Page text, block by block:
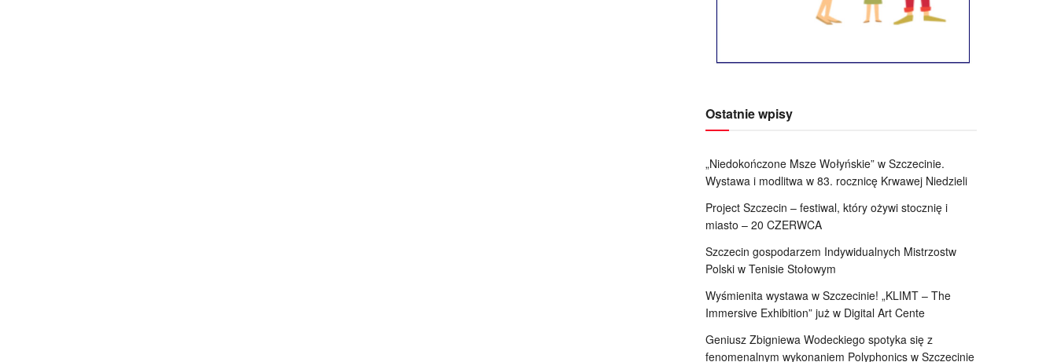
Ostatnie wpisy
„Niedokończone Msze Wołyńskie” w Szczecinie.
Wystawa i modlitwa w 83. rocznicę Krwawej Niedzieli
Project Szczecin – festiwal, który ożywi stocznię i
miasto – 20 CZERWCA
Szczecin gospodarzem Indywidualnych Mistrzostw
Polski w Tenisie Stołowym
Wyśmienita wystawa w Szczecinie! „KLIMT – The
Immersive Exhibition” już w Digital Art Cente
Geniusz Zbigniewa Wodeckiego spotyka się z
fenomenalnym wykonaniem Polyphonics w Szczecinie